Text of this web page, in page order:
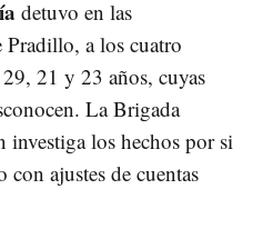
detuvo en las
Pradillo, a los cuatro
21 y 23 años, cuyas
La Brigada
los hechos por si
con ajustes de cuentas